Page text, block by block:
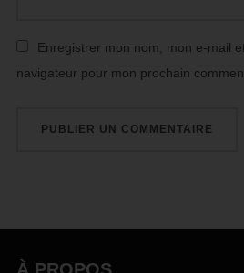
Enregistrer mon nom, mon e-mail
navigateur pour mon prochain